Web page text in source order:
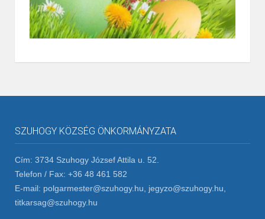
SZUHOGY KÖZSÉG ÖNKORMÁNYZATA
Cím: 3734 Szuhogy József Attila u. 52.
Telefon / Fax: +36 48 461 582
E-mail: polgarmester@szuhogy.hu, jegyzo@szuhogy.hu,
titkarsag@szuhogy.hu